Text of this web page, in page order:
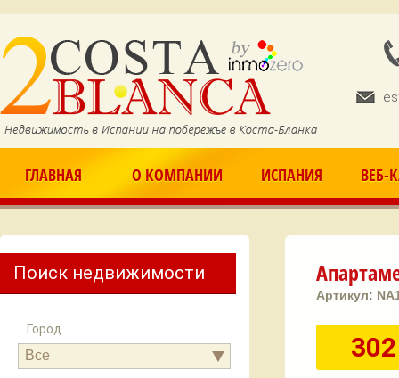
ГЛАВНАЯ О КОМПАНИИ ИСПАНИЯ ВЕБ-
Артикул:
Поиск недвижимости
Город
Все